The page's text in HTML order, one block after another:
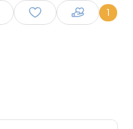
1
om een reactie te